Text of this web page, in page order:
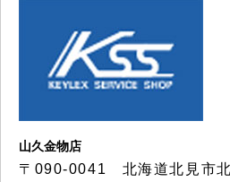
山久金物店
〒090-0041 北海道北見市